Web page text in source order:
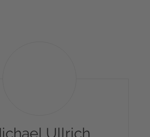
Ullrich